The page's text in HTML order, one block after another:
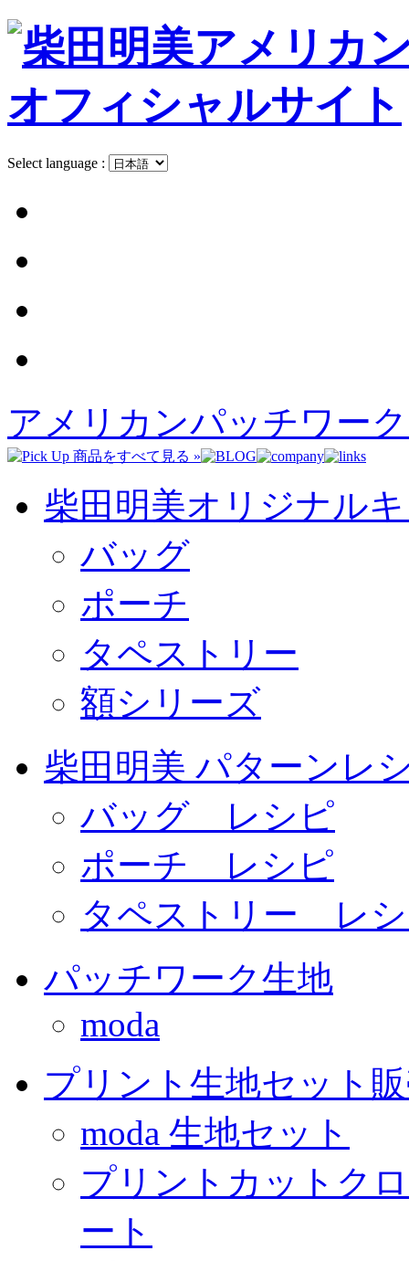
Select language :
アメリカンパッチワー
柴田明美オリジナル
バッグ
ポーチ
タペストリー
額シリーズ
柴田明美 パターンレ
バッグ レシピ
ポーチ レシピ
タペストリー レ
パッチワーク生地
moda
プリント生地セット
moda 生地セット
プリントカットク
ート